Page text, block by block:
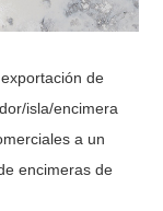
de
isla/encimera
a un
encimeras de